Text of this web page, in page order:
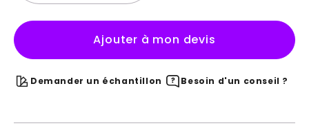
Ajouter à mon devis
Demander un échantillon Besoin d'un conseil ?